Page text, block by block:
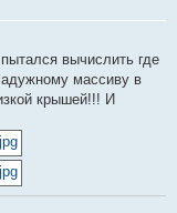
вычислить где
массиву в
крышей!!! И